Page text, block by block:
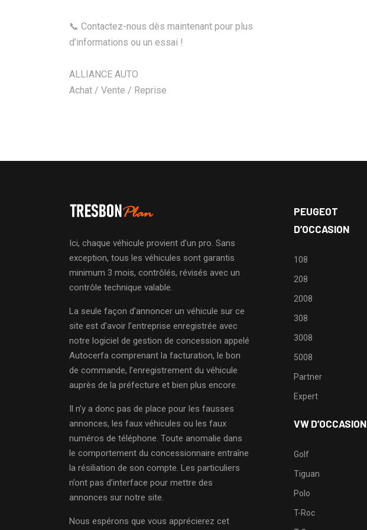
📞 Contactez-nous dès maintenant pour plus
d’informations ou un essai !
ALLIANCE AUTO
Achat / Vente / Reprise
Ici, chaque véhicule provient d’un pro. Sans
exception, tous les véhicules sont garantis
minimum 3 mois, contrôlés, révisés avec un
contrôle technique valable.
La seule façon d’annoncer un véhicule sur ce
site est d’avoir l’entreprise enregistrée avec
notre logiciel de gestion de concession appelé
Autocerfa comprenant la facturation, le bon
de commande, l’enregistrement du véhicule
auprès de la préfecture et bien plus encore.
Il n’y a donc pas de place pour les fausses
annonces, les faux véhicules ou les faux
numéros de téléphone. Toute anomalie dans
le comportement du concessionnaire entraîne
la résiliation de son compte. Les particuliers
n’ont pas d’interface pour mettre des
annonces sur notre site.
Nous espérons que vous apprécierez cet
PEUGEOT
D’OCCASION
108
208
2008
308
3008
5008
Partner
Expert
VW D’OCCASION
Golf
Tiguan
Polo
T-Roc